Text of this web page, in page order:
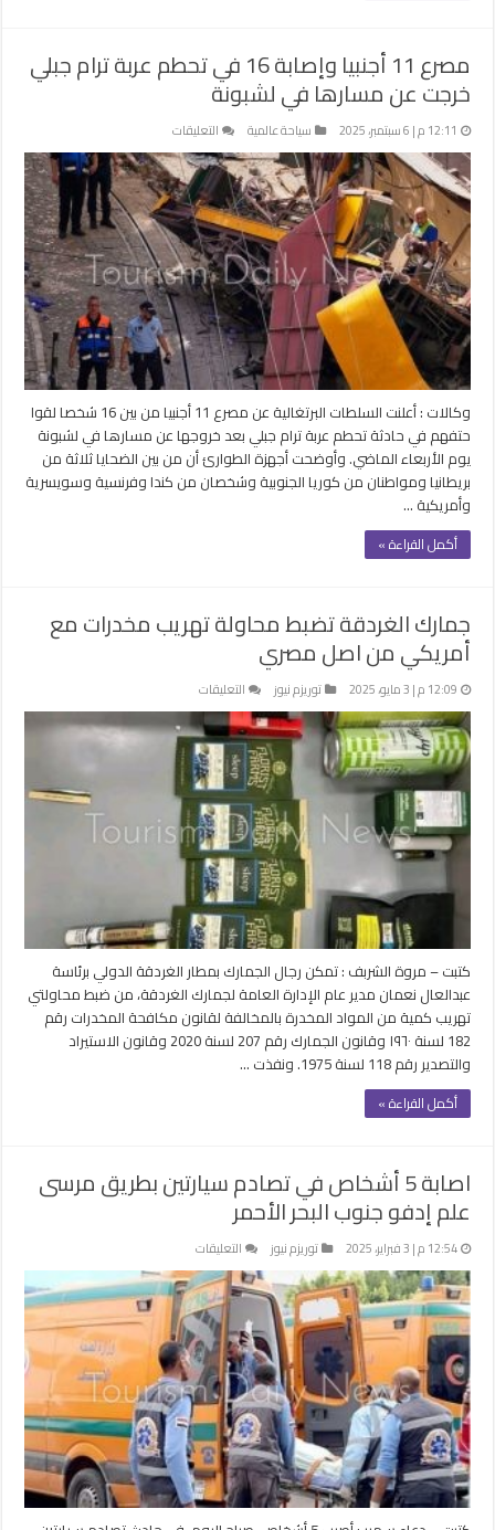
مصرع 11 أجنبيا وإصابة 16 في تحطم عربة ترام جبلي
خرجت عن مسارها في لشبونة
12:11 م | 6 سبتمبر، 2025 سياحة عالمية التعليقات
مصرع
11
أجنبيا
وإصابة
16
في
تحطم
عربة
ترام
جبلي
خرجت
عن
مسارها
في
لشبونة
مغلقة
وكالات : أعلنت السلطات البرتغالية عن مصرع 11 أجنبيا من بين 16 شخصا لقوا
حتفهم في حادثة تحطم عربة ترام جبلي بعد خروجها عن مسارها في لشبونة
يوم الأربعاء الماضي. وأوضحت أجهزة الطوارئ أن من بين الضحايا ثلاثة من
بريطانيا ومواطنان من كوريا الجنوبية وشخصان من كندا وفرنسية وسويسرية
وأمريكية …
أكمل القراءة »
جمارك الغردقة تضبط محاولة تهريب مخدرات مع
أمريكي من اصل مصري
12:09 م | 3 مايو، 2025 توريزم نيوز التعليقات
جمارك
الغردقة
تضبط
محاولة
تهريب
مخدرات
مع
أمريكي
من
اصل
مصري
مغلقة
كتبت – مروة الشربف : تمكن رجال الجمارك بمطار الغردقة الدولي برئاسة
عبدالعال نعمان مدير عام الإدارة العامة لجمارك الغردقة، من ضبط محاولتي
تهريب كمية من المواد المخدرة بالمخالفة لقانون مكافحة المخدرات رقم
182 لسنة ١٩٦٠ وقانون الجمارك رقم 207 لسنة 2020 وقانون الاستيراد
والتصدير رقم 118 لسنة 1975. ونفذت …
أكمل القراءة »
اصابة 5 أشخاص في تصادم سيارتين بطريق مرسى
علم إدفو جنوب البحر الأحمر
12:54 م | 3 فبراير، 2025 توريزم نيوز التعليقات
اصابة
5
أشخاص
في
تصادم
سيارتين
بطريق
مرسى
علم
إدفو
جنوب
البحر